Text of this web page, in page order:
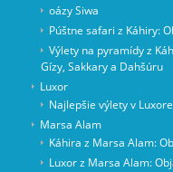
oázy Siwa
Púštne safari z Káhiry:
Výlety na pyramídy z
Gízy, Sakkary a Dahšúru
Luxor
Najlepšie výlety v
Marsa Alam
Káhira z Marsa Alam:
Luxor z Marsa Alam: